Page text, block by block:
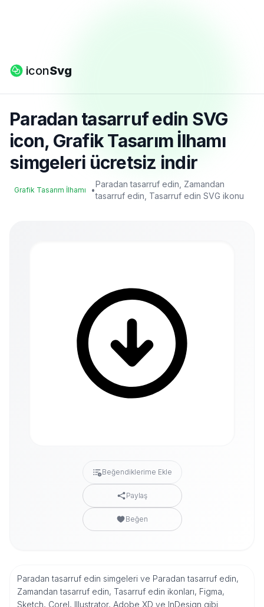
iconSvg
Paradan tasarruf edin SVG
icon, Grafik Tasarım İlhamı
simgeleri ücretsiz indir
Grafik Tasarım İlhamı •
Paradan tasarruf edin, Zamandan
tasarruf edin, Tasarruf edin SVG ikonu
Beğendiklerime Ekle
Paylaş
Beğen
Paradan tasarruf edin simgeleri ve Paradan tasarruf edin,
Zamandan tasarruf edin, Tasarruf edin ikonları, Figma,
Sketch, Corel, Illustrator, Adobe XD ve InDesign gibi